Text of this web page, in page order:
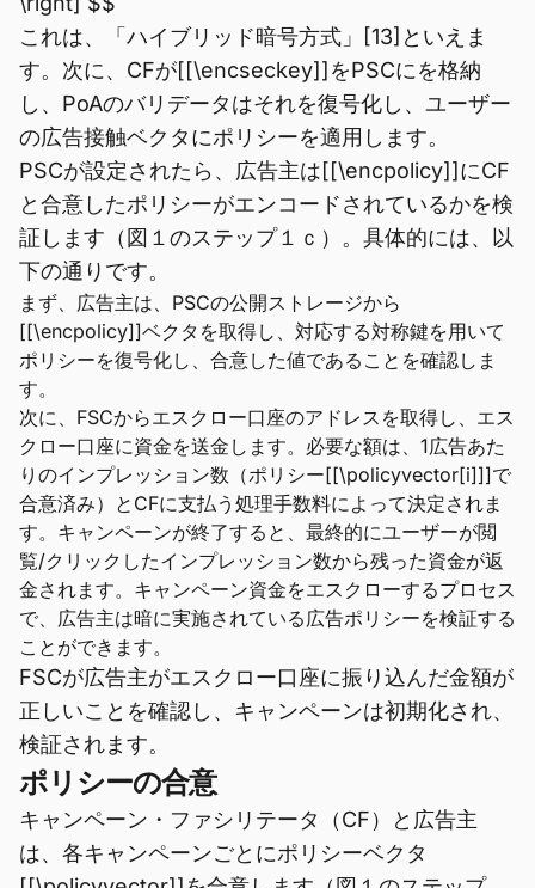
これは、「ハイブリッド暗号方式」[13]といえま
す。次に、CFが[[\encseckey]]をPSCにを格納
し、PoAのバリデータはそれを復号化し、ユーザー
の広告接触ベクタにポリシーを適用します。
PSCが設定されたら、広告主は[[\encpolicy]]にCF
と合意したポリシーがエンコードされているかを検
証します（図１のステップ１ｃ）。具体的には、以
下の通りです。
まず、広告主は、PSCの公開ストレージから
[[\encpolicy]]ベクタを取得し、対応する対称鍵を用いて
ポリシーを復号化し、合意した値であることを確認しま
す。
次に、FSCからエスクロー口座のアドレスを取得し、エス
クロー口座に資金を送金します。必要な額は、1広告あた
りのインプレッション数（ポリシー[[\policyvector[i]]]で
合意済み）とCFに支払う処理手数料によって決定されま
す。キャンペーンが終了すると、最終的にユーザーが閲
覧/クリックしたインプレッション数から残った資金が返
金されます。キャンペーン資金をエスクローするプロセス
で、広告主は暗に実施されている広告ポリシーを検証する
ことができます。
FSCが広告主がエスクロー口座に振り込んだ金額が
正しいことを確認し、キャンペーンは初期化され、
検証されます。
ポリシーの合意
キャンペーン・ファシリテータ（CF）と広告主
は、各キャンペーンごとにポリシーベクタ